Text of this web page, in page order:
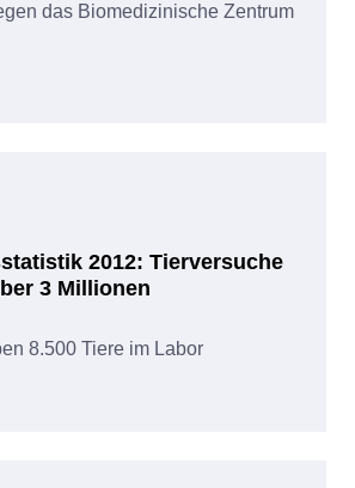
das Biomedizinische Zentrum
2012: Tierversuche
3 Millionen
8.500 Tiere im Labor